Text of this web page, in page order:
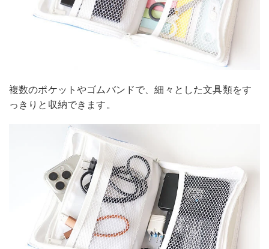
複数のポケットやゴムバンドで、細々とした文具類をす
っきりと収納できます。